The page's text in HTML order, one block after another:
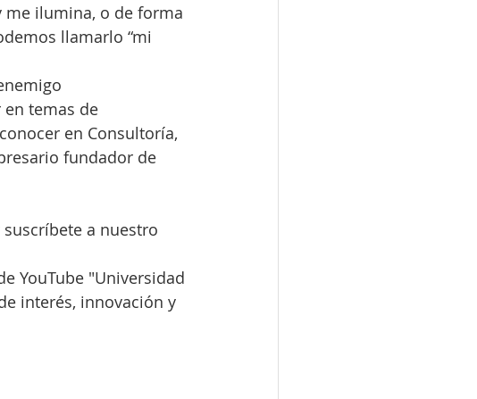
me ilumina, o de forma
llamarlo “mi
temas de
en Consultoría,
fundador de
suscríbete a nuestro
YouTube "Universidad
interés, innovación y